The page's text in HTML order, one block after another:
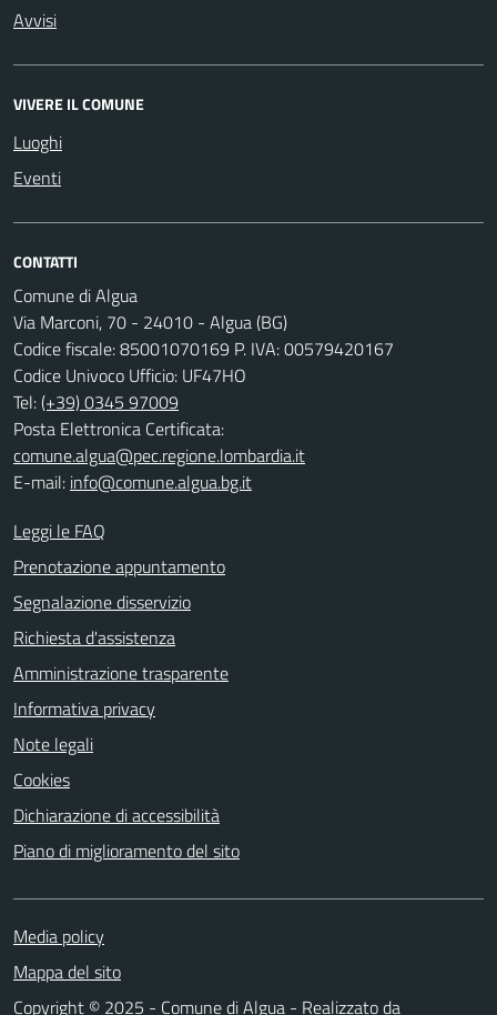
Avvisi
VIVERE IL COMUNE
Luoghi
Eventi
CONTATTI
Comune di Algua
Via Marconi, 70 - 24010 - Algua (BG)
Codice fiscale: 85001070169 P. IVA: 00579420167
Codice Univoco Ufficio: UF47HO
Tel:(+39) 0345 97009
Posta Elettronica Certificata:
comune.algua@pec.regione.lombardia.it
E-mail: info@comune.algua.bg.it
Leggi le FAQ
Prenotazione appuntamento
Segnalazione disservizio
Richiesta d'assistenza
Amministrazione trasparente
Informativa privacy
Note legali
Cookies
Dichiarazione di accessibilità
Piano di miglioramento del sito
Media policy
Mappa del sito
Copyright © 2025 - Comune di Algua - Realizzato da